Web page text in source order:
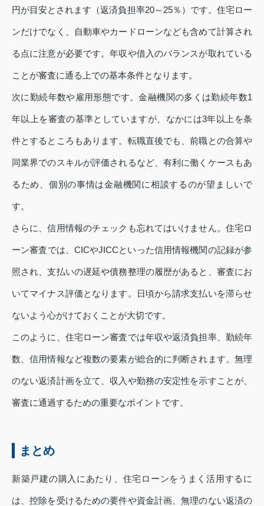
円が目安とされます（返済負担率20～25％）です。住宅ロー
ンだけでなく、自動車やカードローンなども含めて計算され
る点に注意が必要です。年収や借入のバランスが取れている
ことが審査に通る上での基本条件となります。
次に勤続年数や雇用形態です。金融機関の多くは勤続年数1
年以上を審査の基準としていますが、なかには3年以上を条
件とするところもあります。転職直後でも、前職との合算や
同業界でのスキルが評価されるなど、有利に働くケースもあ
るため、個別の事情は金融機関に相談するのが望ましいで
す。
さらに、信用情報のチェックも忘れてはいけません。住宅ロ
ーン審査では、CICやJICCといった信用情報機関の記録が参
照され、支払いの遅延や債務整理の履歴があると、審査にお
いてマイナス評価となります。日頃から請求支払いを滞らせ
ないよう心がけておくことが大切です。
このように、住宅ローン審査では年収や返済負担率、勤続年
数、信用情報など複数の要素が総合的に判断されます。無理
のない返済計画を立て、収入や勤務の安定性を示すことが、
審査に通過するための重要なポイントです。
まとめ
新築戸建の購入にあたり、住宅ローンをうまく活用するに
は、控除を受けるための要件や資金計画、無理のない返済の